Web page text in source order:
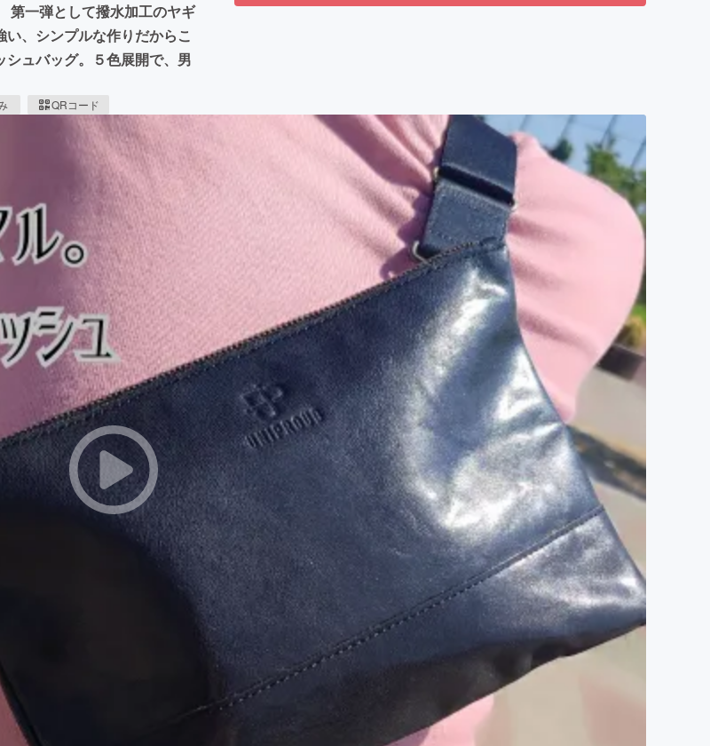
第一弾として撥水加工のヤギ
、シンプルな作りだからこ
ュバッグ。５色展開で、男
QRコード